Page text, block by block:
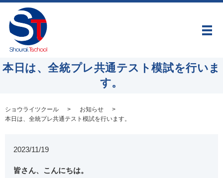
メ
本日は、全統プレ共通テスト模試を行いま
す。
ショウライツクール
お知らせ
本日は、全統プレ共通テスト模試を行います。
2023/11/19
皆さん、こんにちは。